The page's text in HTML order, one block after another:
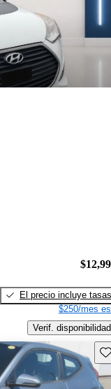
El precio incluye tasas
$250/mes
Verif. disponibilidad